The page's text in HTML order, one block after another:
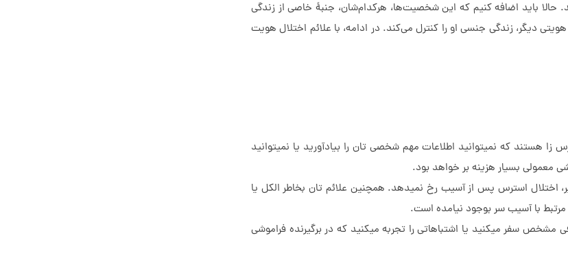
باید اضافه کنیم که این شخصیت‌ها، هرکدام‌شان، جنبۀ خاصی از زندگی
دیگر، زندگی جنسی او را کنترل می‌کند. در ادامه، با علائم اختلال هویت
هستند که نمیتوانید اطلاعات مهم شخصی تان را بیادآورید یا نمیتوانید
معمولی بسیار هزینه بر خواهد بود.
اختلال استرس پس از آسیب رخ نمیدهد. همچنین علائم تان بخاطر الکل یا
مرتبط با آسیب سر بوجود نیامده است.
سفر میکنید یا اشتباهاتی را تجربه میکنید که در برگیرنده فراموشی